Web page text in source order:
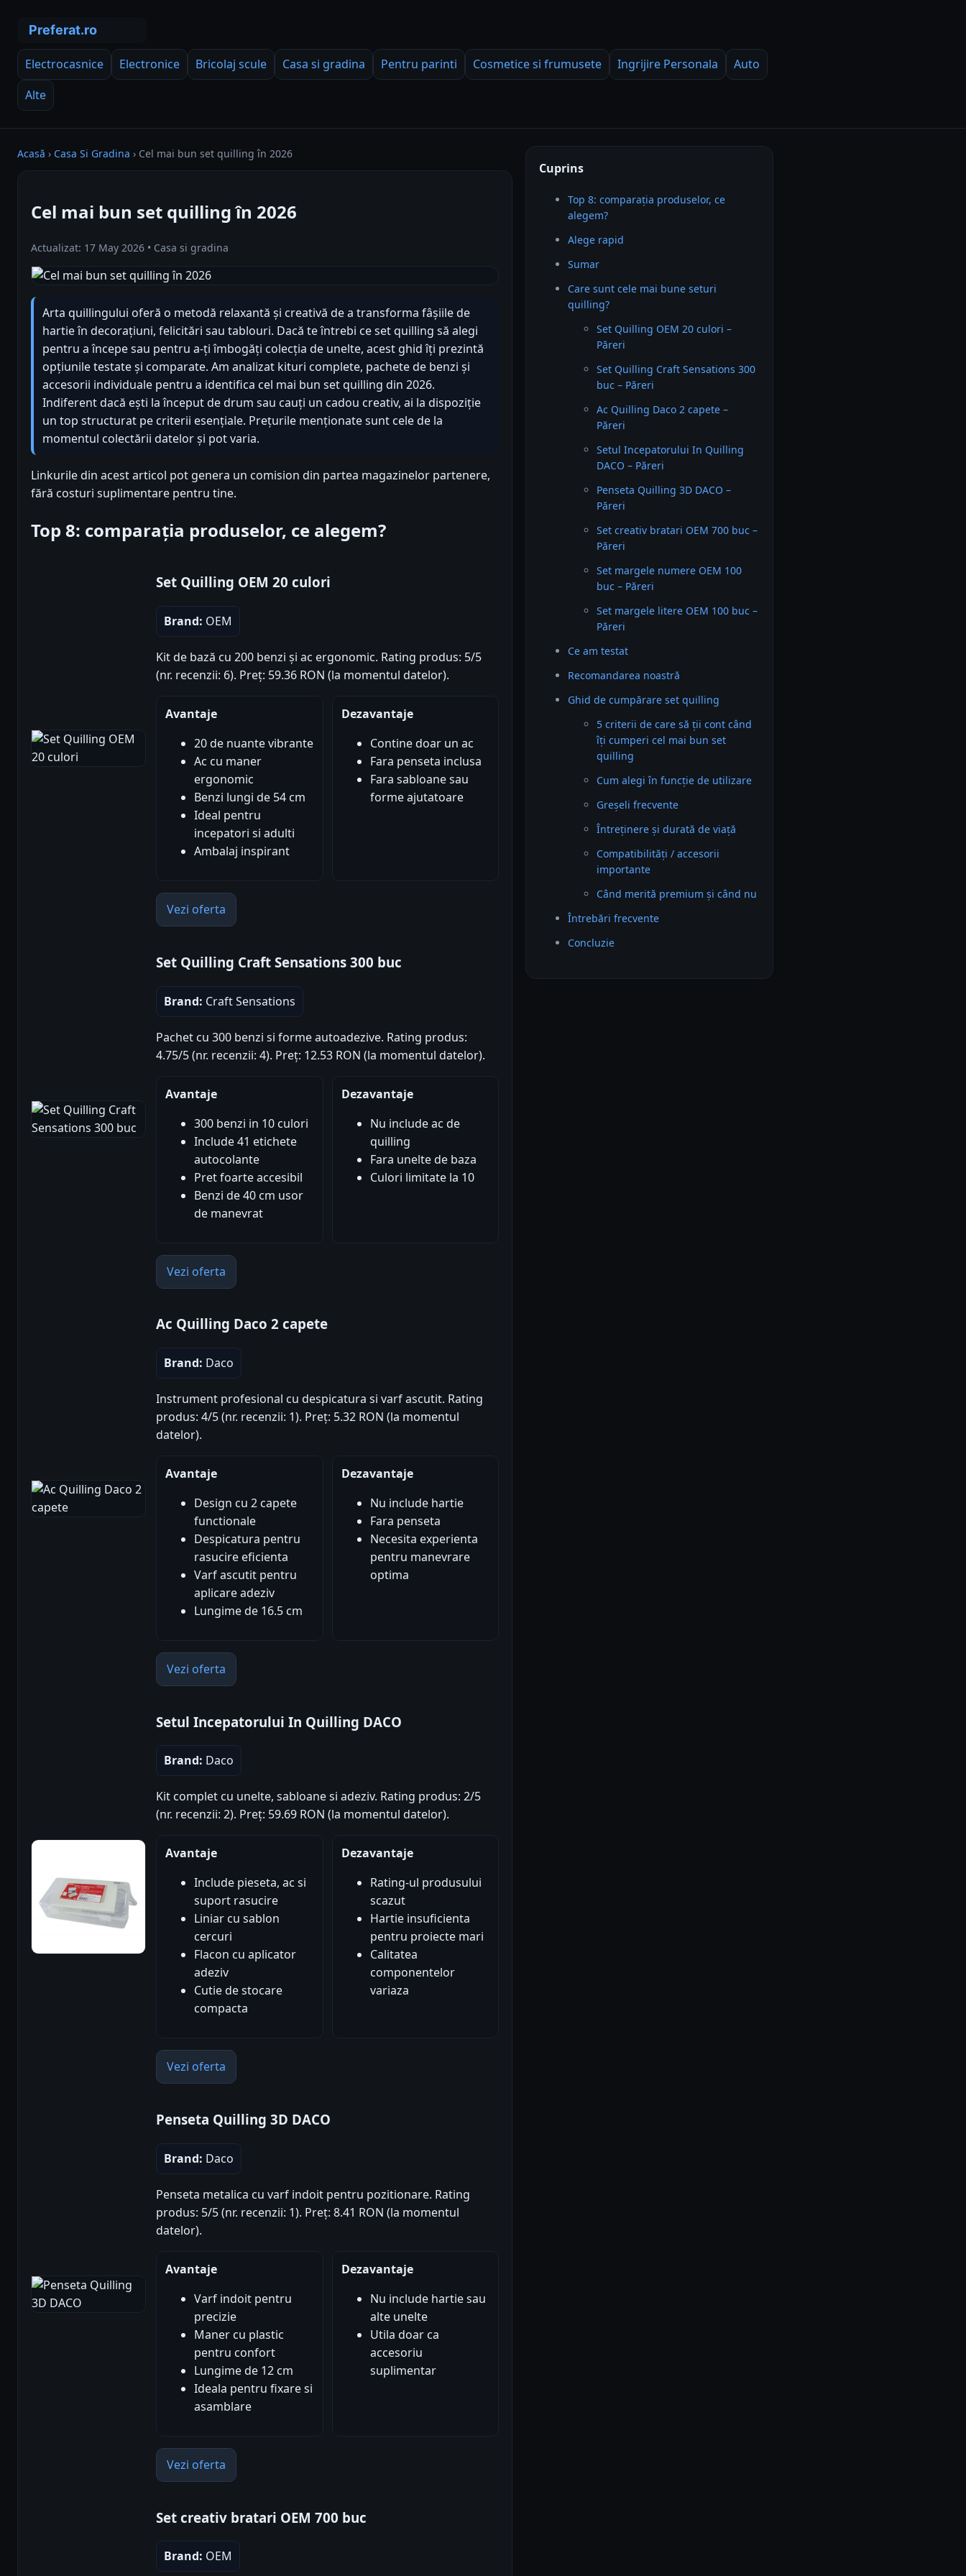
Electrocasnice Electronice Bricolaj scule Casa si gradina Pentru parinti Cosmetice si frumusete Ingrijire Personala
Auto
Alte
Acasă › Casa Si Gradina › Cel mai bun set quilling în 2026
Cel mai bun set quilling în 2026
Actualizat: 17 May 2026 • Casa si gradina
Arta quillingului oferă o metodă relaxantă și creativă de a transforma fâșiile de
hartie în decorațiuni, felicitări sau tablouri. Dacă te întrebi ce set quilling să alegi
pentru a începe sau pentru a-ți îmbogăți colecția de unelte, acest ghid îți prezintă
opțiunile testate și comparate. Am analizat kituri complete, pachete de benzi și
accesorii individuale pentru a identifica cel mai bun set quilling din 2026.
Indiferent dacă ești la început de drum sau cauți un cadou creativ, ai la dispoziție
un top structurat pe criterii esențiale. Prețurile menționate sunt cele de la
momentul colectării datelor și pot varia.
Linkurile din acest articol pot genera un comision din partea magazinelor partenere,
fără costuri suplimentare pentru tine.
Top 8: comparația produselor, ce alegem?
Set Quilling OEM 20 culori
Brand: OEM
Kit de bază cu 200 benzi și ac ergonomic. Rating produs: 5/5
(nr. recenzii: 6). Preț: 59.36 RON (la momentul datelor).
Avantaje
20 de nuante vibrante
Ac cu maner
ergonomic
Benzi lungi de 54 cm
Ideal pentru
incepatori si adulti
Ambalaj inspirant
Dezavantaje
Contine doar un ac
Fara penseta inclusa
Fara sabloane sau
forme ajutatoare
Vezi oferta
Set Quilling Craft Sensations 300 buc
Brand: Craft Sensations
Pachet cu 300 benzi si forme autoadezive. Rating produs:
4.75/5 (nr. recenzii: 4). Preț: 12.53 RON (la momentul datelor).
Avantaje
300 benzi in 10 culori
Include 41 etichete
autocolante
Pret foarte accesibil
Benzi de 40 cm usor
de manevrat
Dezavantaje
Nu include ac de
quilling
Fara unelte de baza
Culori limitate la 10
Vezi oferta
Ac Quilling Daco 2 capete
Brand: Daco
Instrument profesional cu despicatura si varf ascutit. Rating
produs: 4/5 (nr. recenzii: 1). Preț: 5.32 RON (la momentul
datelor).
Avantaje
Design cu 2 capete
functionale
Despicatura pentru
rasucire eficienta
Varf ascutit pentru
aplicare adeziv
Lungime de 16.5 cm
Dezavantaje
Nu include hartie
Fara penseta
Necesita experienta
pentru manevrare
optima
Vezi oferta
Setul Incepatorului In Quilling DACO
Brand: Daco
Kit complet cu unelte, sabloane si adeziv. Rating produs: 2/5
(nr. recenzii: 2). Preț: 59.69 RON (la momentul datelor).
Avantaje
Include pieseta, ac si
suport rasucire
Liniar cu sablon
cercuri
Flacon cu aplicator
adeziv
Cutie de stocare
compacta
Dezavantaje
Rating-ul produsului
scazut
Hartie insuficienta
pentru proiecte mari
Calitatea
componentelor
variaza
Vezi oferta
Penseta Quilling 3D DACO
Brand: Daco
Penseta metalica cu varf indoit pentru pozitionare. Rating
produs: 5/5 (nr. recenzii: 1). Preț: 8.41 RON (la momentul
datelor).
Avantaje
Varf indoit pentru
precizie
Maner cu plastic
pentru confort
Lungime de 12 cm
Ideala pentru fixare si
asamblare
Dezavantaje
Nu include hartie sau
alte unelte
Utila doar ca
accesoriu
suplimentar
Vezi oferta
Set creativ bratari OEM 700 buc
Brand: OEM
Cuprins
Top 8: comparația produselor, ce
alegem?
Alege rapid
Sumar
Care sunt cele mai bune seturi
quilling?
Set Quilling OEM 20 culori –
Păreri
Set Quilling Craft Sensations 300
buc – Păreri
Ac Quilling Daco 2 capete –
Păreri
Setul Incepatorului In Quilling
DACO – Păreri
Penseta Quilling 3D DACO –
Păreri
Set creativ bratari OEM 700 buc –
Păreri
Set margele numere OEM 100
buc – Păreri
Set margele litere OEM 100 buc –
Păreri
Ce am testat
Recomandarea noastră
Ghid de cumpărare set quilling
5 criterii de care să ții cont când
îți cumperi cel mai bun set
quilling
Cum alegi în funcție de utilizare
Greșeli frecvente
Întreținere și durată de viață
Compatibilități / accesorii
importante
Când merită premium și când nu
Întrebări frecvente
Concluzie